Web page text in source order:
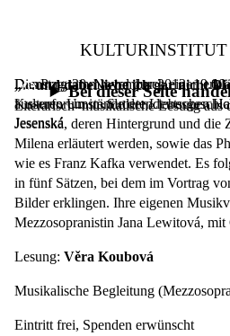
KULTURINSTITUT
Bei dieser Seite
„…und dabei liebe ich gar nicht
Literarisch–musikalische Lesung
Jesenská
Das Programm wird durch einen
äusseren Umstände der
Jesenská, deren Hintergrund und die
Milena erläutert werden, sowie das
wie es Franz Kafka verwendet. Es
in fünf Sätzen, bei dem im Vortrag
Bilder erklingen. Ihre eigenen
Mezzosopranistin Jana Lewitová,
Lesung: Věra Koubová
Musikalische Begleitung
Eintritt frei, Spenden erwünscht
Dienstag, 20. November 2012,19.00
Kulturforum im Sudetendeutschen